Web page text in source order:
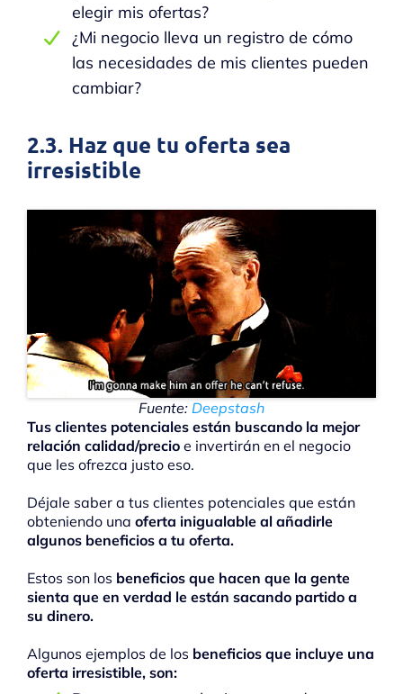
elegir mis ofertas?
¿Mi negocio lleva un registro de cómo
las necesidades de mis clientes pueden
cambiar?
2.3. Haz que tu oferta sea
irresistible
Fuente: Deepstash
Tus clientes potenciales están buscando la mejor
relación calidad/precio e invertirán en el negocio
que les ofrezca justo eso.
Déjale saber a tus clientes potenciales que están
obteniendo una oferta inigualable al añadirle
algunos beneficios a tu oferta.
Estos son los beneficios que hacen que la gente
sienta que en verdad le están sacando partido a
su dinero.
Algunos ejemplos de los beneficios que incluye una
oferta irresistible, son: